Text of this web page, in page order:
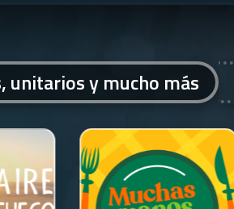
unitarios y mucho más